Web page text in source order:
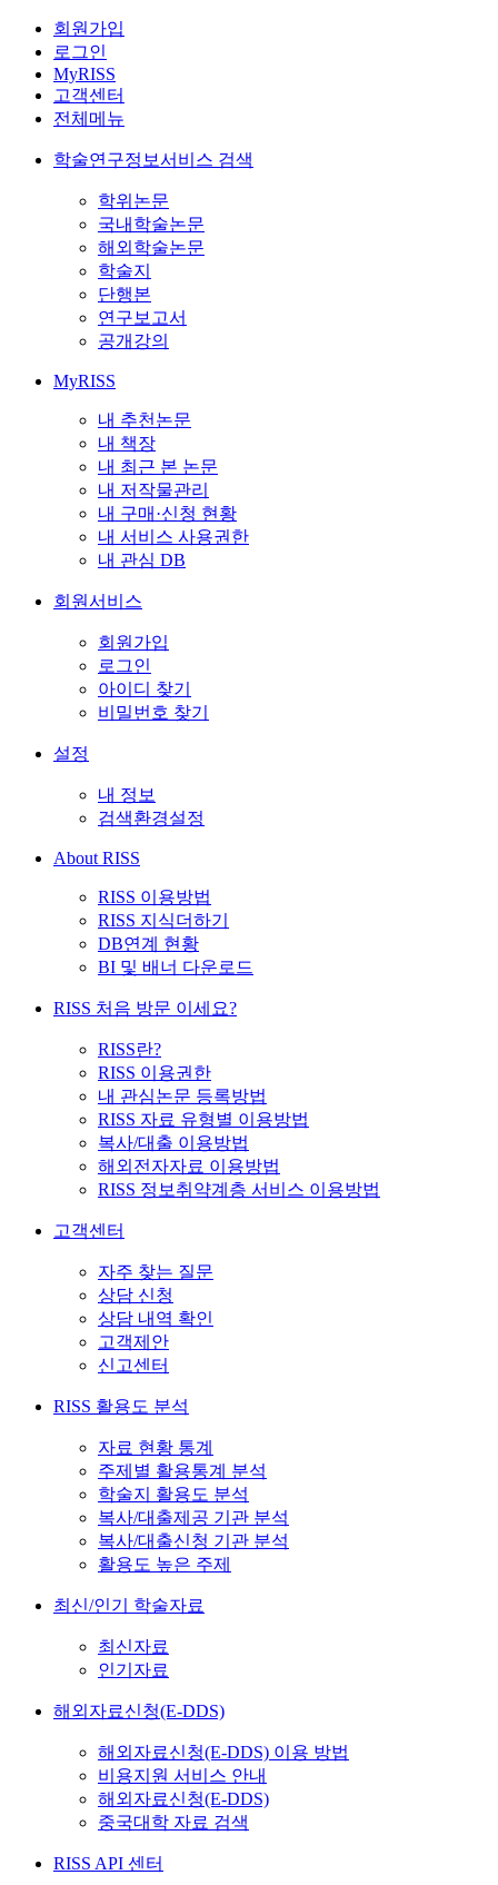
회원가입
로그인
MyRISS
고객센터
전체메뉴
학술연구정보서비스 검색
학위논문
국내학술논문
해외학술논문
학술지
단행본
연구보고서
공개강의
MyRISS
내 추천논문
내 책장
내 최근 본 논문
내 저작물관리
내 구매·신청 현황
내 서비스 사용권한
내 관심 DB
회원서비스
회원가입
로그인
아이디 찾기
비밀번호 찾기
설정
내 정보
검색환경설정
About RISS
RISS 이용방법
RISS 지식더하기
DB연계 현황
BI 및 배너 다운로드
RISS 처음 방문 이세요?
RISS란?
RISS 이용권한
내 관심논문 등록방법
RISS 자료 유형별 이용방법
복사/대출 이용방법
해외전자자료 이용방법
RISS 정보취약계층 서비스 이용방법
고객센터
자주 찾는 질문
상담 신청
상담 내역 확인
고객제안
신고센터
RISS 활용도 분석
자료 현황 통계
주제별 활용통계 분석
학술지 활용도 분석
복사/대출제공 기관 분석
복사/대출신청 기관 분석
활용도 높은 주제
최신/인기 학술자료
최신자료
인기자료
해외자료신청(E-DDS)
해외자료신청(E-DDS) 이용 방법
비용지원 서비스 안내
해외자료신청(E-DDS)
중국대학 자료 검색
RISS API 센터